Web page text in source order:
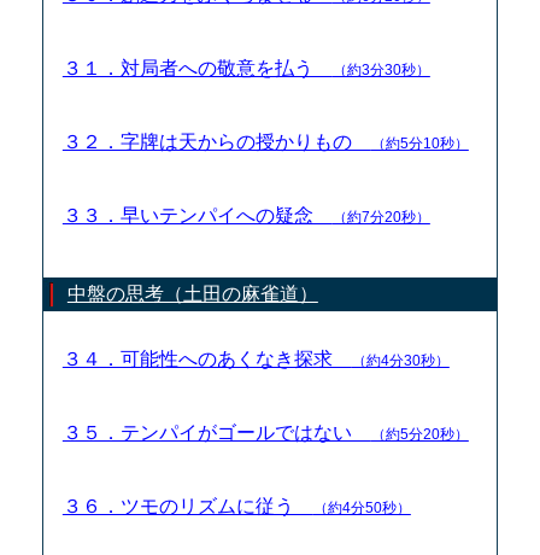
３１．対局者への敬意を払う （約3分30秒）
３２．字牌は天からの授かりもの （約5分10秒）
３３．早いテンパイへの疑念 （約7分20秒）
中盤の思考（土田の麻雀道）
３４．可能性へのあくなき探求 （約4分30秒）
３５．テンパイがゴールではない （約5分20秒）
３６．ツモのリズムに従う （約4分50秒）